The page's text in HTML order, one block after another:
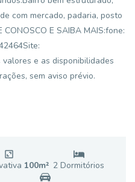
com mercado, padaria, posto
E SAIBA MAIS:fone:
e as disponibilidades
sem aviso prévio.
100m² 2 Dormitórios